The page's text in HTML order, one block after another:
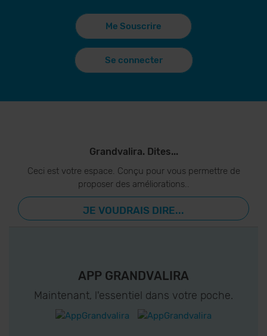
Me Souscrire
Se connecter
Grandvalira. Dites...
Ceci est votre espace. Conçu pour vous permettre de
proposer des améliorations..
JE VOUDRAIS DIRE...
APP GRANDVALIRA
Maintenant, l'essentiel dans votre poche.